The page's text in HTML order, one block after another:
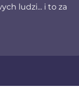
ludzi... i to za